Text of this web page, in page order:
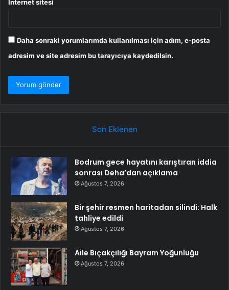
İnternet sitesi
Daha sonraki yorumlarımda kullanılması için adım, e-posta
adresim ve site adresim bu tarayıcıya kaydedilsin.
Son Eklenen
Bodrum gece hayatını karıştıran iddia
sonrası Deha’dan açıklama
Ağustos 7, 2026
Bir şehir resmen haritadan silindi: Halk
tahliye edildi
Ağustos 7, 2026
Aile Bıçakçılığı Bayram Yoğunluğu
Ağustos 7, 2026